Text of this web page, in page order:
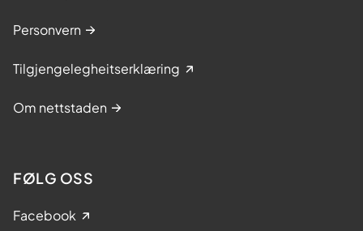
Personvern
Tilgjengelegheitserklæring
Om nettstaden
FØLG OSS
Facebook